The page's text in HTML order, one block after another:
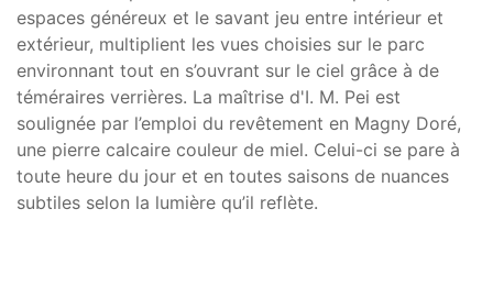
espaces généreux et le savant jeu entre intérieur et
extérieur, multiplient les vues choisies sur le parc
environnant tout en s’ouvrant sur le ciel grâce à de
téméraires verrières. La maîtrise d'I. M. Pei est
soulignée par l’emploi du revêtement en Magny Doré,
une pierre calcaire couleur de miel. Celui-ci se pare à
toute heure du jour et en toutes saisons de nuances
subtiles selon la lumière qu’il reflète.